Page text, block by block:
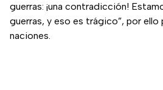
guerras: ¡una contradicción!
guerras, y eso es trágico”, por ello
naciones.